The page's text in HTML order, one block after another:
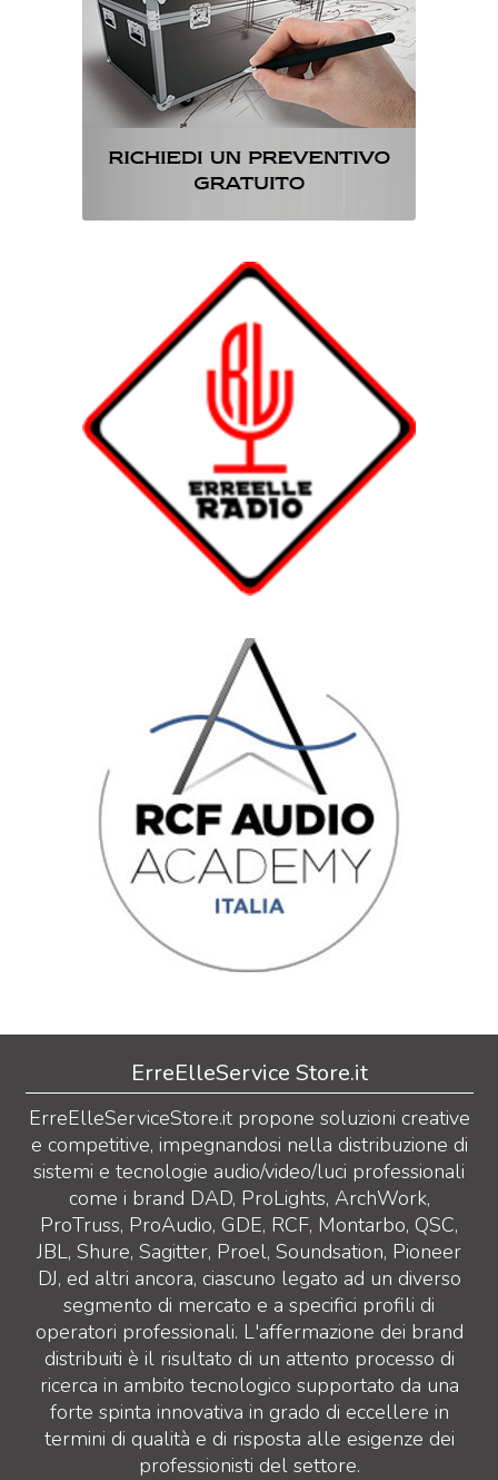
ErreElleService Store.it
ErreElleServiceStore.it propone soluzioni creative
e competitive, impegnandosi nella distribuzione di
sistemi e tecnologie audio/video/luci professionali
come i brand DAD, ProLights, ArchWork,
ProTruss, ProAudio, GDE, RCF, Montarbo, QSC,
JBL, Shure, Sagitter, Proel, Soundsation, Pioneer
DJ, ed altri ancora, ciascuno legato ad un diverso
segmento di mercato e a specifici profili di
operatori professionali. L'affermazione dei brand
distribuiti è il risultato di un attento processo di
ricerca in ambito tecnologico supportato da una
forte spinta innovativa in grado di eccellere in
termini di qualità e di risposta alle esigenze dei
professionisti del settore.